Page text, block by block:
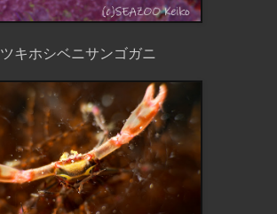
ツキホシベニサンゴガニ